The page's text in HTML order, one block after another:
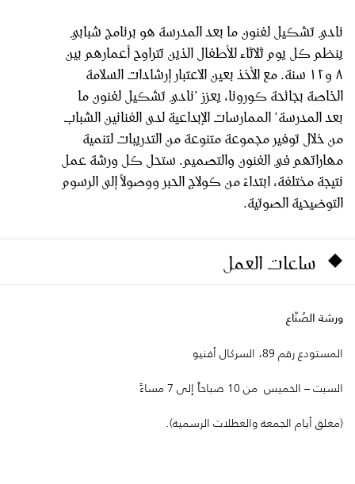
نادي تشكيل لفنون ما بعد المدرسة هو برنامج شبابي
ينظم كل يوم ثلاثاء للأطفال الذين تتراوح أعمارهم بين
٨ و١٢ سنة. مع الأخذ بعين الاعتبار إرشادات السلامة
الخاصة بجائحة كورونا، يعزز "نادي تشكيل لفنون ما
بعد المدرسة" الممارسات الإبداعية لدى الفنانين الشباب
من خلال توفير مجموعة متنوعة من التدريبات لتنمية
مهاراتهم في الفنون والتصميم. ستحل كل ورشة عمل
نتيجة مختلفة، ابتداءً من كولاج الحبر ووصولاً إلى الرسوم
التوضيحية الصوتية.
ساعات العمل
ورشة الصُنّاع
المستودع رقم 89، السركال أفنيو
السبت – الخميس من 10 صباحاً إلى 7 مساءً
(مغلق أيام الجمعة والعطلات الرسمية).